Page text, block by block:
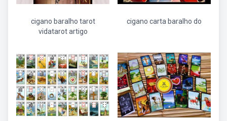
cigano baralho tarot
vidatarot artigo
cigano carta baralho do